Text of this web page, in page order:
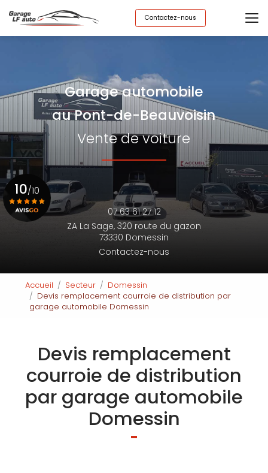
au
contenu
principal
Contactez-nous
Garage automobile
au Pont-de-Beauvoisin
Vente de voiture
07 63 61 27 12
ZA La Sage, 320 route du gazon
73330 Domessin
Contactez-nous
10/10
Accueil Secteur
Domessin
Devis remplacement courroie de distribution par
garage automobile Domessin
Devis remplacement
courroie de distribution
par garage automobile
Domessin